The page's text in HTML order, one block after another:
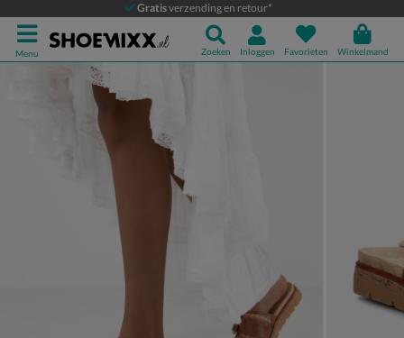
Gratisverzending en retour*
Menu Zoeken Inloggen Favorieten Winkelmand
Marco Tozzi
Slippers
Product media galerij